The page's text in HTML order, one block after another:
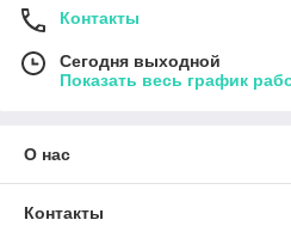
Контакты
Сегодня выходной
Показать весь график
О нас
Контакты